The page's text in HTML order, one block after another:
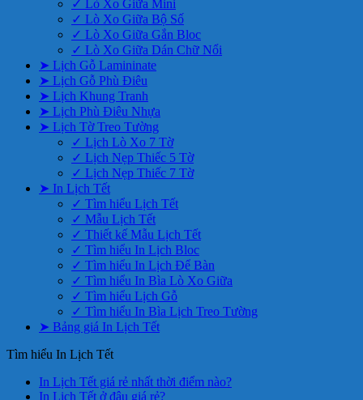
✓ Lò Xo Giữa Mini
✓ Lò Xo Giữa Bộ Số
✓ Lò Xo Giữa Gắn Bloc
✓ Lò Xo Giữa Dán Chữ Nổi
➤ Lịch Gỗ Lamininate
➤ Lịch Gỗ Phù Điêu
➤ Lịch Khung Tranh
➤ Lịch Phù Điêu Nhựa
➤ Lịch Tờ Treo Tường
✓ Lịch Lò Xo 7 Tờ
✓ Lịch Nẹp Thiếc 5 Tờ
✓ Lịch Nẹp Thiếc 7 Tờ
➤ In Lịch Tết
✓ Tìm hiểu Lịch Tết
✓ Mẫu Lịch Tết
✓ Thiết kế Mẫu Lịch Tết
✓ Tìm hiểu In Lịch Bloc
✓ Tìm hiểu In Lịch Để Bàn
✓ Tìm hiểu In Bìa Lò Xo Giữa
✓ Tìm hiểu Lịch Gỗ
✓ Tìm hiểu In Bìa Lịch Treo Tường
➤ Bảng giá In Lịch Tết
Tìm hiểu In Lịch Tết
In Lịch Tết giá rẻ nhất thời điểm nào?Không
In Lịch Tết ở đâu giá rẻ?Không